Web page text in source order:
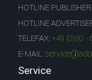
HOTLINE PUBLISHER:
HOTLINE
TELEFAX: +49 (0)30 -
E-MAIL:
Service